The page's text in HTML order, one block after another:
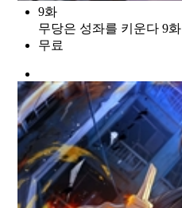
9화
무당은 성좌를 키운다 9화
무료